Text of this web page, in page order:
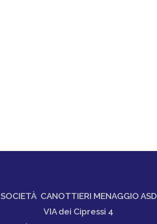
SOCIETÀ CANOTTIERI MENAGGIO ASD
VIA dei Cipressi 4